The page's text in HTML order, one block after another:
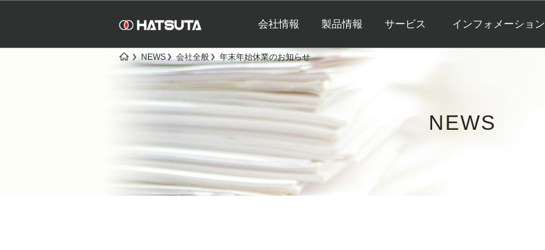
会社情報 製品情報 サービス インフォメーション
NEWS 会社全般 年末年始休業のお知らせ
NEWS